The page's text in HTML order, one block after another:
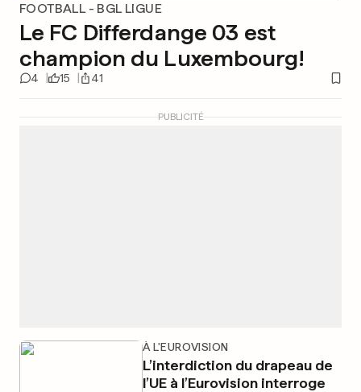
FOOTBALL - BGL LIGUE
Le FC Differdange 03 est
champion du Luxembourg!
4 15 41
À L'EUROVISION
L’interdiction du drapeau de
l’UE à l’Eurovision interroge
PUBLICITÉ